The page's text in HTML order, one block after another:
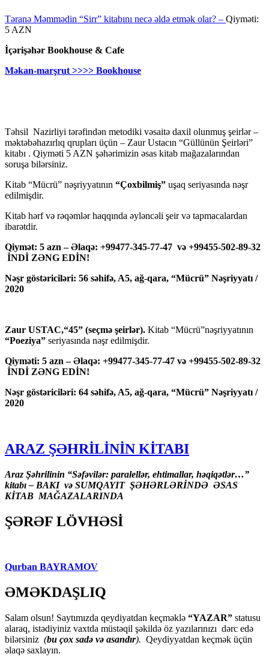
Təranə Məmmədin “Sirr” kitabını necə əldə etmək olar? – Qiyməti:
5 AZN
İçərişəhər Bookhouse & Cafe
Məkan-marşrut >>>> Bookhouse
Təhsil Nazirliyi tərəfindən metodiki vəsaitə daxil olunmuş şeirlər –
məktəbəhazırlıq qrupları üçün – Zaur Ustacın “Güllünün Şeirləri”
kitabı . Qiyməti 5 AZN şəhərimizin əsas kitab mağazalarından
soruşa bilərsiniz.
Kitab “Mücrü” nəşriyyatının “Çoxbilmiş” uşaq seriyasında nəşr
edilmişdir.
Kitab hərf və rəqəmlər haqqında əyləncəli şeir və tapmacalardan
ibarətdir.
Qiymət: 5 azn – Əlaqə: +99477-345-77-47 və +99455-502-89-32
İNDİ ZƏNG EDİN!
Nəşr göstəriciləri: 56 səhifə, A5, ağ-qara, “Mücrü” Nəşriyyatı /
2020
Zaur USTAC,“45” (seçmə şeirlər). Kitab “Mücrü”nəşriyyatının
“Poeziya” seriyasında nəşr edilmişdir.
Qiyməti: 5 azn – Əlaqə: +99477-345-77-47 və +99455-502-89-32
İNDİ ZƏNG EDİN!
Nəşr göstəriciləri: 64 səhifə, A5, ağ-qara, “Mücrü” Nəşriyyatı /
2020
ARAZ ŞƏHRİLİNİN KİTABI
Araz Şəhrilinin “Səfəvilər: paralellər, ehtimallar, həqiqətlər…”
kitabı – BAKI və SUMQAYIT ŞƏHƏRLƏRİNDƏ ƏSAS
KİTAB MAĞAZALARINDA
ŞƏRƏF LÖVHƏSİ
Qurban BAYRAMOV
ƏMƏKDAŞLIQ
Salam olsun! Saytımızda qeydiyatdan keçməklə “YAZAR” statusu
alaraq, istədiyiniz vaxtda müstəqil şəkildə öz yazılarınızı dərc edə
bilərsiniz (bu çox sadə və asandır). Qeydiyyatdan keçmək üçün
əlaqə saxlayın.